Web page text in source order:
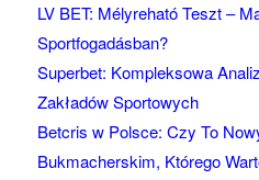
LV BET: Mélyreható Teszt –
Sportfogadásban?
Superbet: Kompleksowa
Zakładów Sportowych
Betcris w Polsce: Czy To
Bukmacherskim, Którego